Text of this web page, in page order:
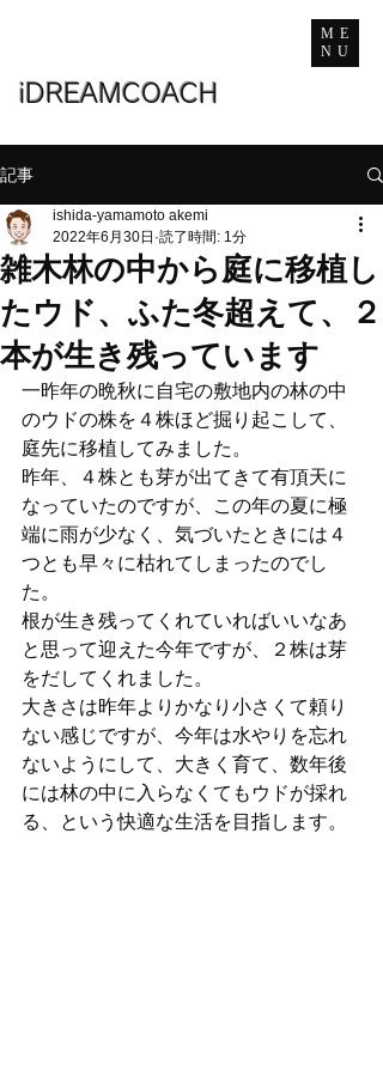
ME
NU
iDREAMCOACH
記事
雑木林の中から庭に移植し
たウド、ふた冬超えて、２
本が生き残っています
ishida-yamamoto akemi
2022年6月30日 読了時間: 1分
一昨年の晩秋に自宅の敷地内の林の中
のウドの株を４株ほど掘り起こして、
庭先に移植してみました。
昨年、４株とも芽が出てきて有頂天に
なっていたのですが、この年の夏に極
端に雨が少なく、気づいたときには４
つとも早々に枯れてしまったのでし
た。
根が生き残ってくれていればいいなあ
と思って迎えた今年ですが、２株は芽
をだしてくれました。
大きさは昨年よりかなり小さくて頼り
ない感じですが、今年は水やりを忘れ
ないようにして、大きく育て、数年後
には林の中に入らなくてもウドが採れ
る、という快適な生活を目指します。